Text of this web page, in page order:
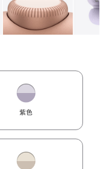
图库 图像
紫色